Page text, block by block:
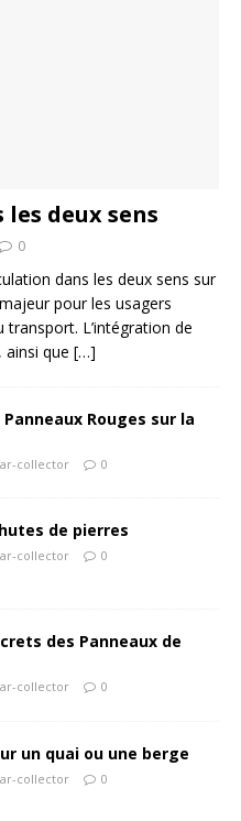
deux sens
0
dans les deux sens sur
pour les usagers
L’intégration de
ainsi que […]
Rouges sur la
collector 0
de pierres
collector 0
des Panneaux de
collector 0
un quai ou une berge
collector 0